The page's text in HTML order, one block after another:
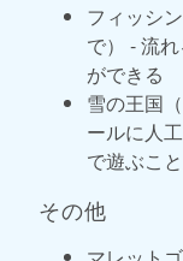
フィッシ
で） - 流
ができる
雪の王国
ールに人
で遊ぶこ
その他